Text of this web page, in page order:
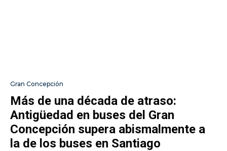
Gran Concepción
Más de una década de atraso:
Antigüedad en buses del Gran
Concepción supera abismalmente a
la de los buses en Santiago